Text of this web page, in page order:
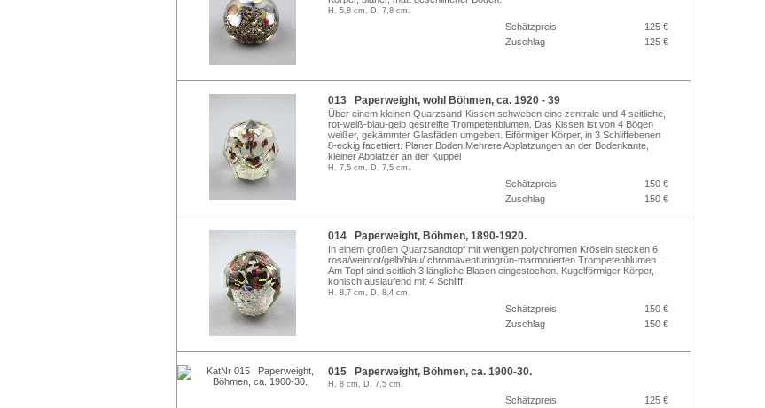
H. 5,8 cm, D. 7,8 cm.
Schätzpreis
125 €
Zuschlag
125 €
013 Paperweight, wohl Böhmen, ca. 1920 - 39
Über einem kleinen Quarzsand-Kissen schweben eine zentrale und 4 seitliche,
rot-weiß-blau-gelb gestreifte Trompetenblumen. Das Kissen ist von 4 Bögen
weißer, gekämmter Glasfäden umgeben. Eiförmiger Körper, in 3 Schliffebenen
8-eckig facettiert. Planer Boden.Mehrere Abplatzungen an der Bodenkante,
kleiner Abplatzer an der Kuppel
H. 7,5 cm, D. 7,5 cm.
Schätzpreis
150 €
Zuschlag
150 €
014 Paperweight, Böhmen, 1890-1920.
In einem großen Quarzsandtopf mit wenigen polychromen Kröseln stecken 6
rosa/weinrot/gelb/blau/ chromaventuringrün-marmorierten Trompetenblumen .
Am Topf sind seitlich 3 längliche Blasen eingestochen. Kugelförmiger Körper,
konisch auslaufend mit 4 Schliff
H. 8,7 cm, D. 8,4 cm.
Schätzpreis
150 €
Zuschlag
150 €
015 Paperweight, Böhmen, ca. 1900-30.
H. 8 cm, D. 7,5 cm.
Schätzpreis
125 €